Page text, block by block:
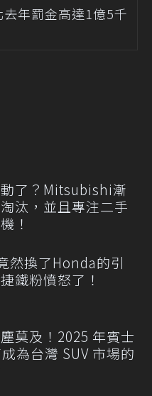
年罰金高達1億5千
了？Mitsubishi漸
汰，並且專注二手
！
然換了Honda的引
鐵粉憤怒了！
莫及！2025 年賓士
為台灣 SUV 市場的